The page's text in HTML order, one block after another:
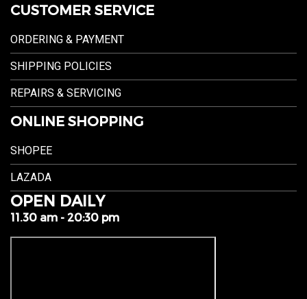
CUSTOMER SERVICE
ORDERING & PAYMENT
SHIPPING POLICIES
REPAIRS & SERVICING
ONLINE SHOPPING
SHOPEE
LAZADA
OPEN DAILY
11.30 am - 20:30 pm